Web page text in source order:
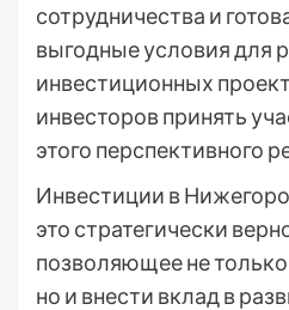
сотрудничества и
выгодные условия для
инвестиционных
инвесторов принять
этого перспективного
Инвестиции в
это стратегически
позволяющее не
но и внести вклад в